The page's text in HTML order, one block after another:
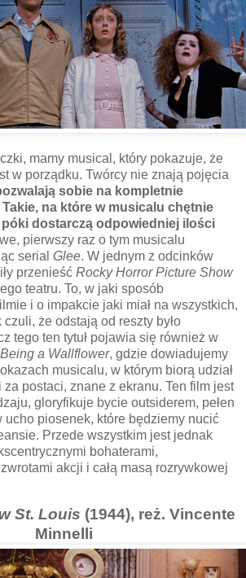
mamy musical, który pokazuje, że
w porządku. Twórcy nie znają pojęcia
sobie na kompletnie
na które w musicalu chętnie
dostarczą odpowiedniej ilości
pierwszy raz o tym musicalu
serial Glee. W jednym z odcinków
przenieść Rocky Horror Picture Show
teatru. To, w jaki sposób
i o impakcie jaki miał na wszystkich,
że odstają od reszty było
tego ten tytuł pojawia się również w
a Wallflower, gdzie dowiadujemy
musicalu, w którym biorą udział
postaci, znane z ekranu. Ten film jest
gloryfikuje bycie outsiderem, pełen
ucho piosenek, które będziemy nucić
Przede wszystkim jest jednak
bohaterami,
akcji i całą masą rozrywkowej
St. Louis (1944), reż. Vincente
Minnelli